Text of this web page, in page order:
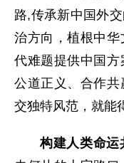
路,传承新中国外
治方向，植根中
代难题提供中国方
公道正义、合作
交独特风范，就能
构建人类命运